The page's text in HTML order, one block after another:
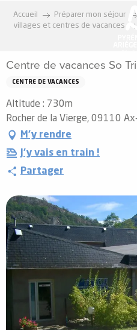
Accueil Préparer mon séjour
villages et centres de vacances
Centre de vacances So
CENTRE DE VACANCES
Altitude : 730m
Rocher de la Vierge, 09110
M'y rendre
J'y vais en train !
Partager